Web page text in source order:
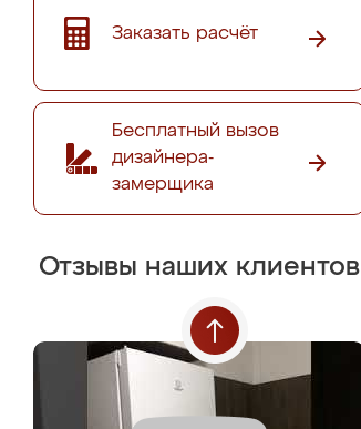
Заказать расчёт
Бесплатный вызов
дизайнера-
замерщика
Отзывы наших клиентов